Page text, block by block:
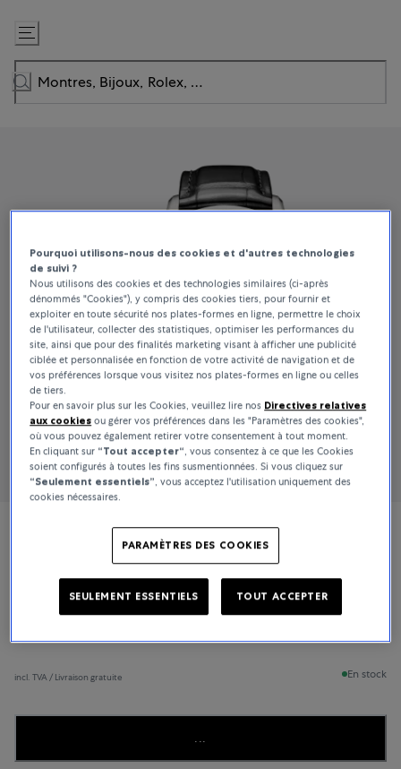
Passer
au
contenu
Jaeger-LeCoultre
Master Ultra-Thin
10 800 CHF
incl. TVA / Livraison gratuite En stock
...
Pourquoi utilisons-nous des cookies et d'autres technologies
de suivi ?
Nous utilisons des cookies et des technologies similaires (ci-après
dénommés "Cookies"), y compris des cookies tiers, pour fournir et
exploiter en toute sécurité nos plates-formes en ligne, permettre le choix
de l'utilisateur, collecter des statistiques, optimiser les performances du
site, ainsi que pour des finalités marketing visant à afficher une publicité
ciblée et personnalisée en fonction de votre activité de navigation et de
vos préférences lorsque vous visitez nos plates-formes en ligne ou celles
de tiers.
Pour en savoir plus sur les Cookies, veuillez lire nos Directives relatives
aux cookies ou gérer vos préférences dans les "Paramètres des cookies",
où vous pouvez également retirer votre consentement à tout moment.
En cliquant sur “Tout accepter“ , vous consentez à ce que les Cookies
soient configurés à toutes les fins susmentionnées. Si vous cliquez sur
“Seulement essentiels” , vous acceptez l'utilisation uniquement des
cookies nécessaires.
PARAMÈTRES DES COOKIES
SEULEMENT ESSENTIELS TOUT ACCEPTER